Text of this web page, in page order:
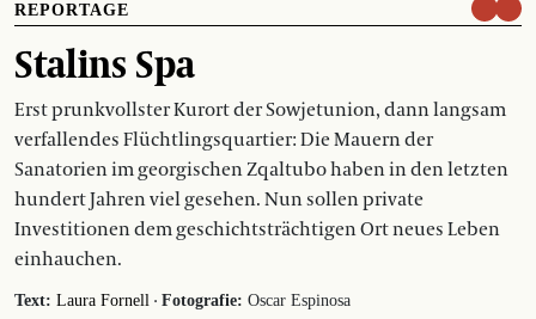
REPORTAGE
Stalins Spa
Erst prunkvollster Kurort der Sowjetunion, dann langsam
verfallendes Flüchtlingsquartier: Die Mauern der
Sanatorien im georgischen Zqaltubo haben in den letzten
hundert Jahren viel gesehen. Nun sollen private
Investitionen dem geschichts­trächtigen Ort neues Leben
einhauchen.
Text: Laura Fornell · Fotografie: Oscar Espinosa